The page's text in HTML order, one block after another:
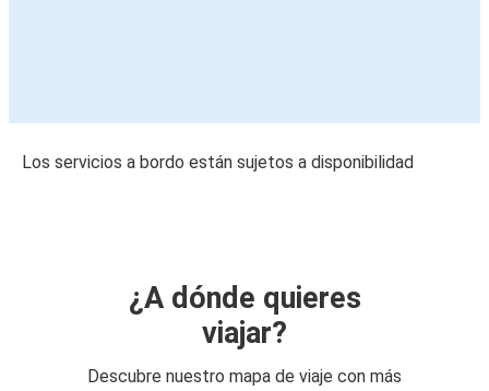
Los servicios a bordo están sujetos a disponibilidad
¿A dónde quieres
viajar?
Descubre nuestro mapa de viaje con más